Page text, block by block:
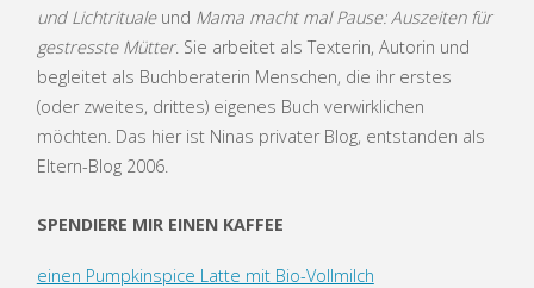
und Lichtritualeund Mama macht mal Pause: Auszeiten für
gestresste Mütter. Sie arbeitet als Texterin, Autorin und
begleitet als Buchberaterin Menschen, die ihr erstes
(oder zweites, drittes) eigenes Buch verwirklichen
möchten. Das hier ist Ninas privater Blog, entstanden als
Eltern-Blog 2006.
SPENDIERE MIR EINEN KAFFEE
einen Pumpkinspice Latte mit Bio-Vollmilch